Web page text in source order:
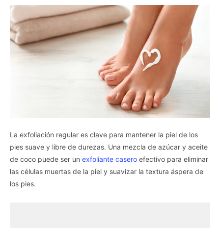
La exfoliación regular es clave para mantener la piel de los
pies suave y libre de durezas. Una mezcla de azúcar y aceite
de coco puede ser un exfoliante casero efectivo para eliminar
las células muertas de la piel y suavizar la textura áspera de
los pies.